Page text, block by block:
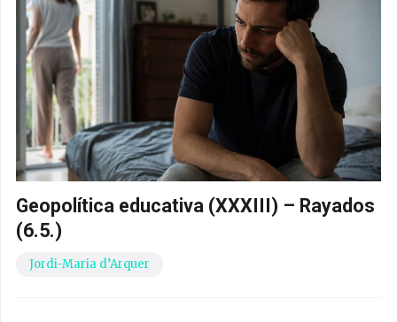
Geopolítica educativa (XXXIII) – Rayados
(6.5.)
Jordi-Maria d’Arquer